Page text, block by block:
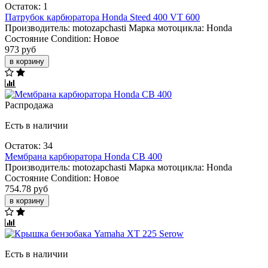
Остаток: 1
Патрубок карбюратора Honda Steed 400 VT 600
Производитель: motozapchasti Марка мотоцикла: Honda
Состояние Condition: Новое
973 руб
в корзину
Распродажа
Есть в наличии
Остаток: 34
Мембрана карбюратора Honda CB 400
Производитель: motozapchasti Марка мотоцикла: Honda
Состояние Condition: Новое
754.78 руб
в корзину
Есть в наличии